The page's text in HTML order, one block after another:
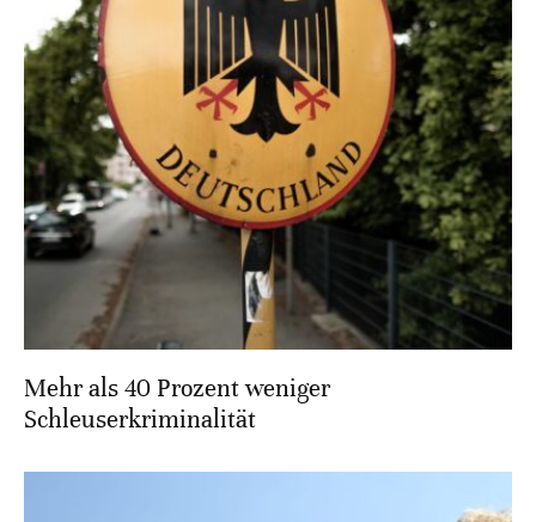
Mehr als 40 Prozent weniger
Schleuserkriminalität